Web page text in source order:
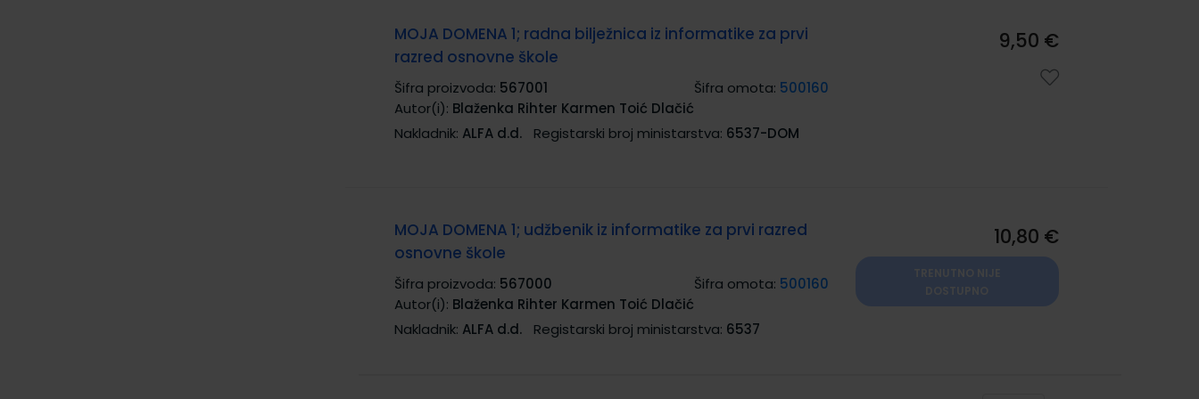
MOJA DOMENA 1; radna bilježnica iz informatike za prvi
razred osnovne škole
Šifra proizvoda: 567001 Šifra omota: 500160
Autor(i): Blaženka Rihter Karmen Toić Dlačić
Nakladnik: ALFA d.d. Registarski broj ministarstva: 6537-DOM
9,50 €
MOJA DOMENA 1; udžbenik iz informatike za prvi razred
osnovne škole
Šifra proizvoda: 567000 Šifra omota: 500160
Autor(i): Blaženka Rihter Karmen Toić Dlačić
Nakladnik: ALFA d.d. Registarski broj ministarstva: 6537
10,80 €